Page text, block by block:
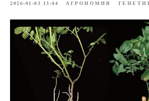
2026-01-03 13:44 АГРОНОМИЯ